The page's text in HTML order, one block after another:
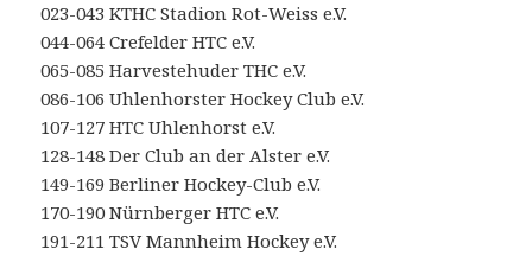
023-043 KTHC Stadion Rot-Weiss e.V.
044-064 Crefelder HTC e.V.
065-085 Harvestehuder THC e.V.
086-106 Uhlenhorster Hockey Club e.V.
107-127 HTC Uhlenhorst e.V.
128-148 Der Club an der Alster e.V.
149-169 Berliner Hockey-Club e.V.
170-190 Nürnberger HTC e.V.
191-211 TSV Mannheim Hockey e.V.